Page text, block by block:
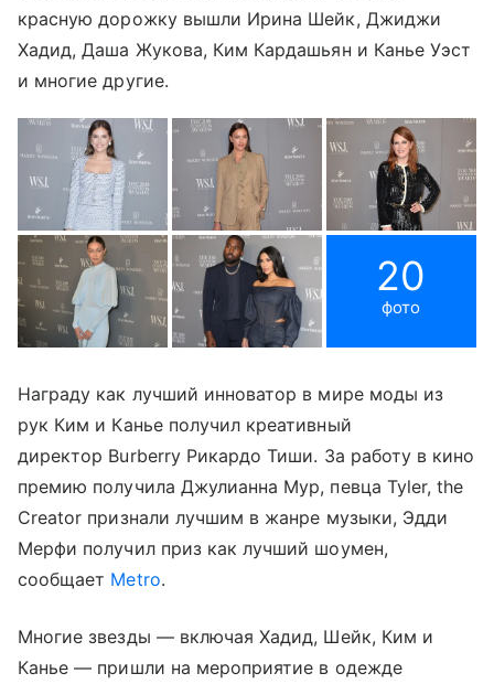
красную дорожку вышли Ирина Шейк, Джиджи
Хадид, Даша Жукова, Ким Кардашьян и Канье Уэст
и многие другие.
20
фото
Награду как лучший инноватор в мире моды из
рук Ким и Канье получил креативный
директор Burberry Рикардо Тиши. За работу в кино
премию получила Джулианна Мур, певца Tyler, the
Creator признали лучшим в жанре музыки, Эдди
Мерфи получил приз как лучший шоумен,
сообщает Metro.
Многие звезды — включая Хадид, Шейк, Ким и
Канье — пришли на мероприятие в одежде